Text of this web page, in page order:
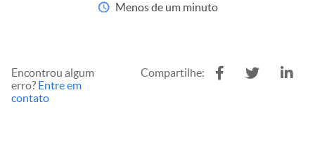
Menos de um minuto
Encontrou algum
erro? Entre em
contato
Compartilhe: